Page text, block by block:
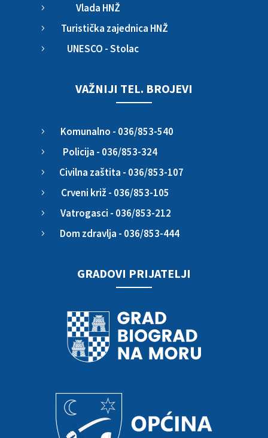
5 Vlada HNŽ
5 Turistička zajednica HNŽ
5 UNESCO - Stolac
VAŽNIJI TEL. BROJEVI
5 Komunalno - 036/853-540
5 Policija - 036/853-324
5 Civilna zaštita - 036/853-107
5 Crveni križ - 036/853-105
5 Vatrogasci - 036/853-212
5 Dom zdravlja - 036/853-444
GRADOVI PRIJATELJI